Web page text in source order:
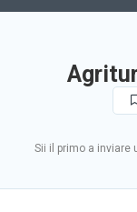
Sii il primo a inviare